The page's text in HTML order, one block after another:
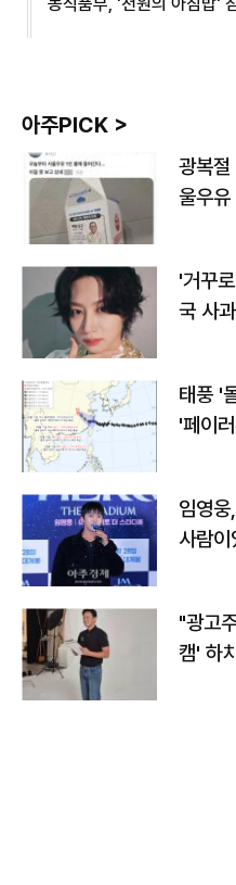
아주PICK >
광복
울우
'거꾸
국 사
태풍 '
'페이
임영
사람
"광고
캠' 하